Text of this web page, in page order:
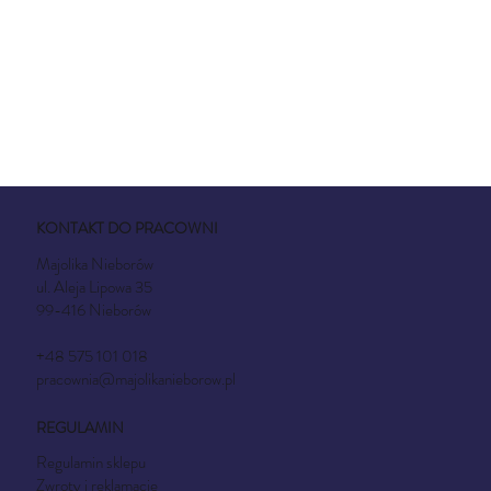
KONTAKT DO PRACOWNI
Majolika Nieborów
ul. Aleja Lipowa 35
99-416 Nieborów
+48 575 101 018
pracownia@majolikanieborow.pl
REGULAMIN
Regulamin sklepu
Zwroty i reklamacje